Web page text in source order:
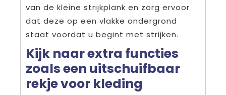
van de kleine strijkplank en zorg ervoor
dat deze op een vlakke ondergrond
staat voordat u begint met strijken.
Kijk naar extra functies
zoals een uitschuifbaar
rekje voor kleding